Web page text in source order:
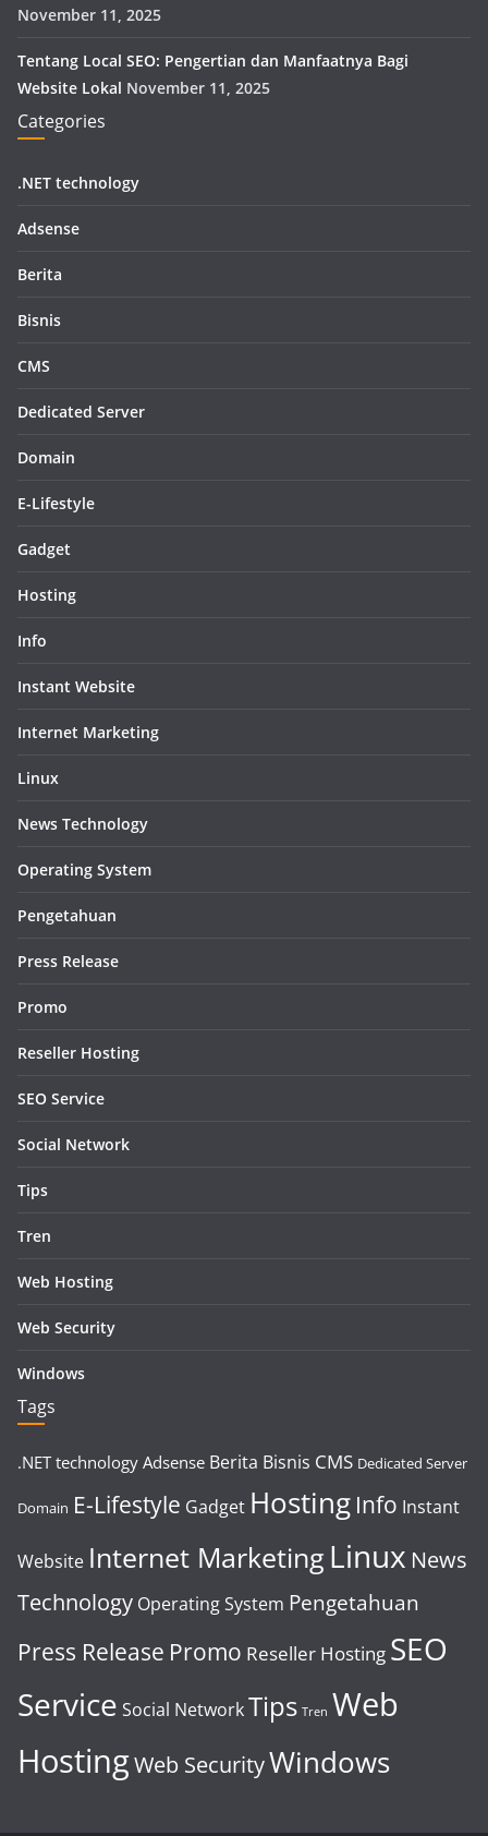
November 11, 2025
Tentang Local SEO: Pengertian dan Manfaatnya Bagi
Website Lokal November 11, 2025
Categories
.NET technology
Adsense
Berita
Bisnis
CMS
Dedicated Server
Domain
E-Lifestyle
Gadget
Hosting
Info
Instant Website
Internet Marketing
Linux
News Technology
Operating System
Pengetahuan
Press Release
Promo
Reseller Hosting
SEO Service
Social Network
Tips
Tren
Web Hosting
Web Security
Windows
Tags
.NET technology Adsense Berita Bisnis CMS Dedicated Server
Domain E-Lifestyle Gadget Hosting Info Instant
Website Internet Marketing Linux News
Technology Operating System Pengetahuan
Press Release Promo Reseller Hosting SEO
Service Social NetworkTips Tren Web
HostingWeb SecurityWindows